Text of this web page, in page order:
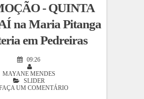
- QUINTA
na Maria Pitanga
em Pedreiras
09:26
MAYANE MENDES
SLIDER
UM COMENTÁRIO